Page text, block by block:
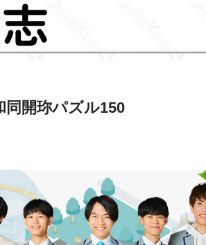
同開珎パズル150